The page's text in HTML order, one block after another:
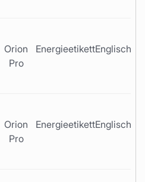
Orion
Pro
EnergieetikettEnglisch
Orion
Pro
EnergieetikettEnglisch